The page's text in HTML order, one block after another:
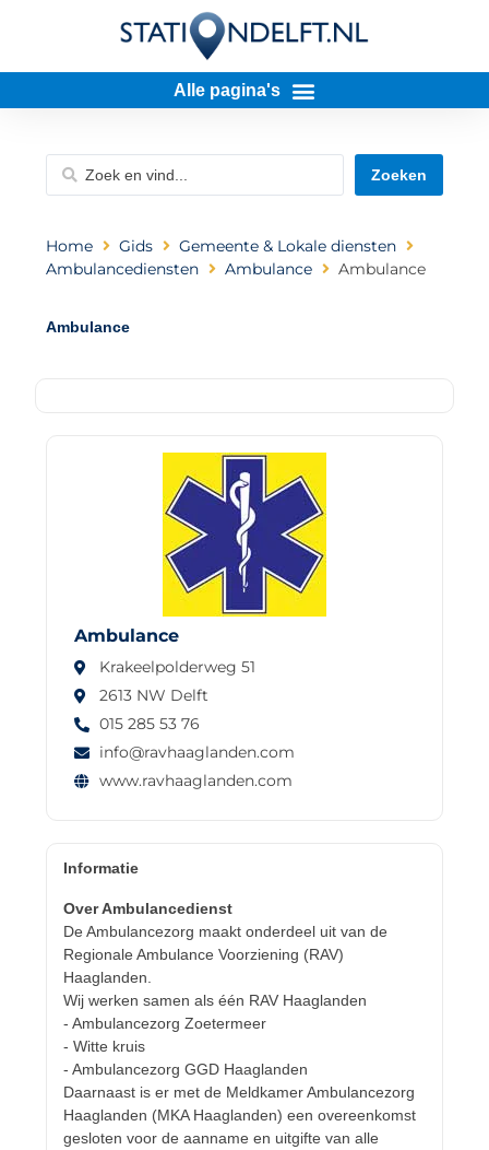
Zoeken
Home Gids
Gemeente & Lokale diensten
Ambulancediensten
Ambulance Ambulance
Ambulance
Ambulance
Krakeelpolderweg 51
2613 NW Delft
015 285 53 76
info@ravhaaglanden.com
www.ravhaaglanden.com
Informatie
Over Ambulancedienst
De Ambulancezorg maakt onderdeel uit van de
Regionale Ambulance Voorziening (RAV)
Haaglanden.
Wij werken samen als één RAV Haaglanden
- Ambulancezorg Zoetermeer
- Witte kruis
- Ambulancezorg GGD Haaglanden
Daarnaast is er met de Meldkamer Ambulancezorg
Haaglanden (MKA Haaglanden) een overeenkomst
gesloten voor de aanname en uitgifte van alle